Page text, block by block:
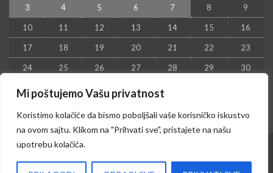
Mi poštujemo Vašu privatnost
Koristimo kolačiće da bismo poboljšali vaše korisničko iskustvo
na ovom sajtu. Klikom na "Prihvati sve", pristajete na našu
upotrebu kolačića.
3 4 5 6 7 8 9
10 11 12 13 14 15 16
17 18 19 20 21 22 23
24 25 26 27 28 29 30
31